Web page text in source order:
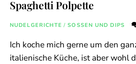
Spaghetti Polpette
NUDELGERICHTE / SOSSEN UND DIPS
Ich koche mich gerne um den
italienische Küche, ist aber wohl